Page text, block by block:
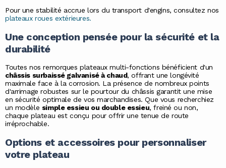
Pour une stabilité accrue lors du transport d'engins, consultez nos
plateaux roues extérieures.
Une conception pensée pour la sécurité et la
durabilité
Toutes nos remorques plateaux multi-fonctions bénéficient d'un
châssis surbaissé galvanisé à chaud, offrant une longévité
maximale face à la corrosion. La présence de nombreux points
d'arrimage robustes sur le pourtour du châssis garantit une mise
en sécurité optimale de vos marchandises. Que vous recherchiez
un modèle simple essieu ou double essieu, freiné ou non,
chaque plateau est conçu pour offrir une tenue de route
irréprochable.
Options et accessoires pour personnaliser
votre plateau